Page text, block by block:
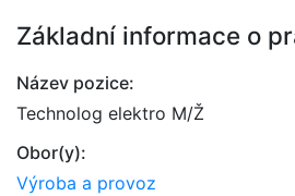
Základní informace o
Název pozice:
Technolog elektro M/Ž
Obor(y):
Výroba a provoz